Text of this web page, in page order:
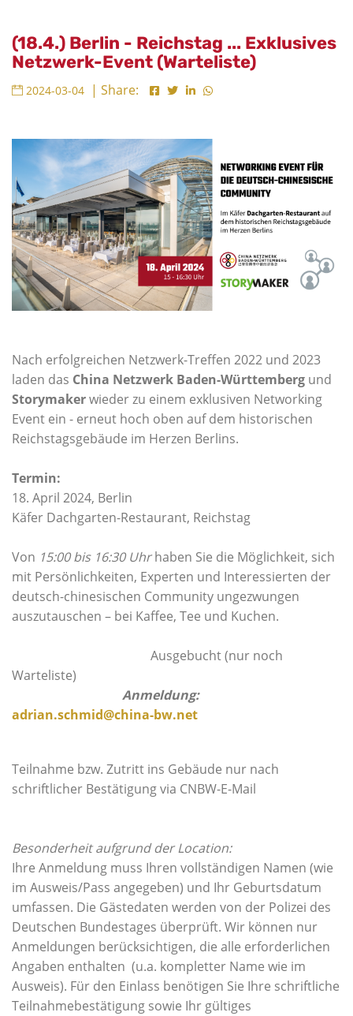
(18.4.) Berlin - Reichstag ... Exklusives
Netzwerk-Event (Warteliste)
2024-03-04 | Share:
Nach erfolgreichen Netzwerk-Treffen 2022 und 2023
laden das China Netzwerk Baden-Württemberg und
Storymakerwieder zu einem exklusiven Networking
Event ein - erneut hoch oben auf dem historischen
Reichstagsgebäude im Herzen Berlins.
Termin:
18. April 2024, Berlin
Käfer Dachgarten-Restaurant, Reichstag
Von 15:00 bis 16:30 Uhrhaben Sie die Möglichkeit, sich
mit Persönlichkeiten, Experten und Interessierten der
deutsch-chinesischen Community ungezwungen
auszutauschen – bei Kaffee, Tee und Kuchen.
Ausgebucht (nur noch
Warteliste)
Anmeldung:
adrian.schmid@china-bw.net
Teilnahme bzw. Zutritt ins Gebäude nur nach
schriftlicher Bestätigung via CNBW-E-Mail
Besonderheit aufgrund der Location:
Ihre Anmeldung muss Ihren vollständigen Namen (wie
im Ausweis/Pass angegeben) und Ihr Geburtsdatum
umfassen. Die Gästedaten werden von der Polizei des
Deutschen Bundestages überprüft. Wir können nur
Anmeldungen berücksichtigen, die alle erforderlichen
Angaben enthalten (u.a. kompletter Name wie im
Ausweis). Für den Einlass benötigen Sie Ihre schriftliche
Teilnahmebestätigung sowie Ihr gültiges